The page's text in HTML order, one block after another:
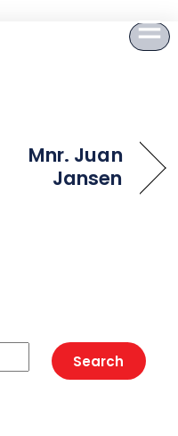
Mnr. Juan
Jansen
Search